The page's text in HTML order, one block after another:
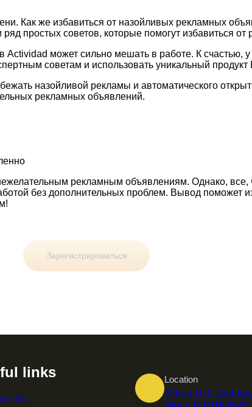
Как же избавиться от назойливых рекламных
простых советов, которые помогут избавиться от
может сильно мешать в работе. К счастью,
советам и использовать уникальный
назойливой рекламы и автоматического
рекламных объявлений.
рекламным объявлениям. Однако, все,
без дополнительных проблем. Вывод поможет
Зарегистрироваться
links
Us
Location
Office D-4, 2nd